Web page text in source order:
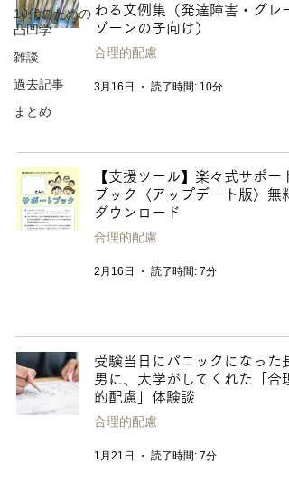
10代のための
凸凹学
雑談
過去記事
まとめ
わる文例集（発達障害・グレー
ゾーンの子向け）
合理的配慮
3月16日 読了時間: 10分
【支援ツール】楽々式サポート
ブック〈アップデート版〉無料
ダウンロード
合理的配慮
2月16日 読了時間: 7分
受験当日にパニックになった長
男に、大学がしてくれた「合理
的配慮」体験談
合理的配慮
1月21日 読了時間: 7分